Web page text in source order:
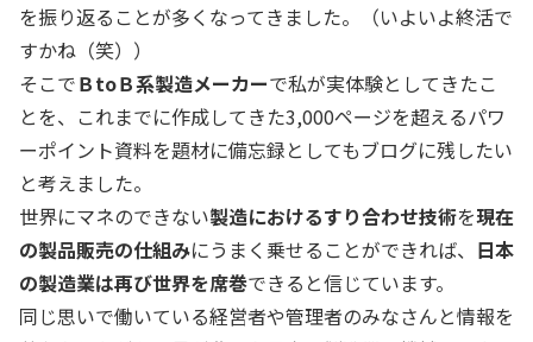
を振り返ることが多くなってきました。（いよいよ終活で
すかね（笑））
そこでＢtoＢ系製造メーカーで私が実体験としてきたこ
とを、これまでに作成してきた3,000ページを超えるパワ
ーポイント資料を題材に備忘録としてもブログに残したい
と考えました。
世界にマネのできない製造におけるすり合わせ技術を現在
の製品販売の仕組みにうまく乗せることができれば、 日本
の製造業は再び世界を席巻できると信じています。
同じ思いで働いている経営者や管理者のみなさんと情報を